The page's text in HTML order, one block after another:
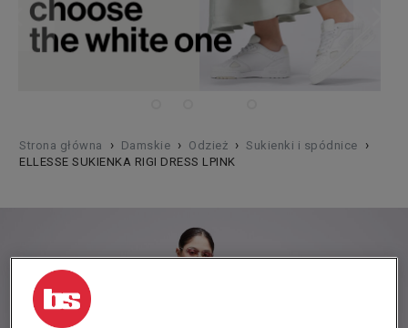
Strona główna › Damskie › Odzież › Sukienki i spódnice ›
ELLESSE SUKIENKA RIGI DRESS LPINK